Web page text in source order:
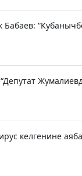
келгенине